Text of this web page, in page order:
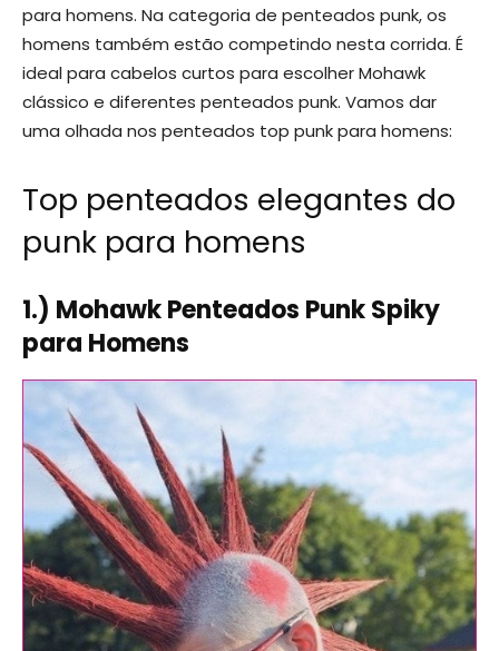
para homens. Na categoria de penteados punk, os
homens também estão competindo nesta corrida. É
ideal para cabelos curtos para escolher Mohawk
clássico e diferentes penteados punk. Vamos dar
uma olhada nos penteados top punk para homens:
Top penteados elegantes do
punk para homens
1.) Mohawk Penteados Punk Spiky
para Homens